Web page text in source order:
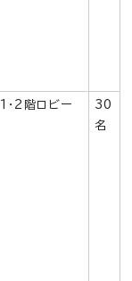
1・2階ロビー
30
名